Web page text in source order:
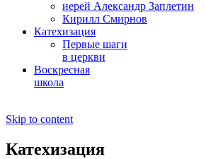
иерей Александр Заплетин
Кирилл Смирнов
Катехизация
Первые шаги
в церкви
Воскресная
школа
Skip to content
Катехизация